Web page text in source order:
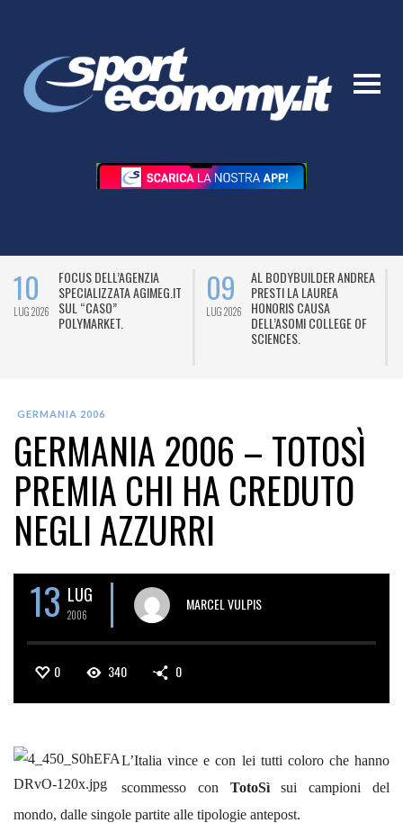
10
LUG 2026
FOCUS DELL’AGENZIA
SPECIALIZZATA AGIMEG.IT
SUL “CASO”
POLYMARKET.
09
LUG 2026
AL BODYBUILDER ANDREA
PRESTI LA LAUREA
HONORIS CAUSA
DELL’ASOMI COLLEGE OF
SCIENCES.
GERMANIA 2006
GERMANIA 2006 – TOTOSÌ
PREMIA CHI HA CREDUTO
NEGLI AZZURRI
13 LUG
2006
MARCEL VULPIS
0 340 0
L’Italia vince e con lei tutti coloro che hanno
scommesso con TotoSìsui campioni del
mondo, dalle singole partite alle tipologie antepost.